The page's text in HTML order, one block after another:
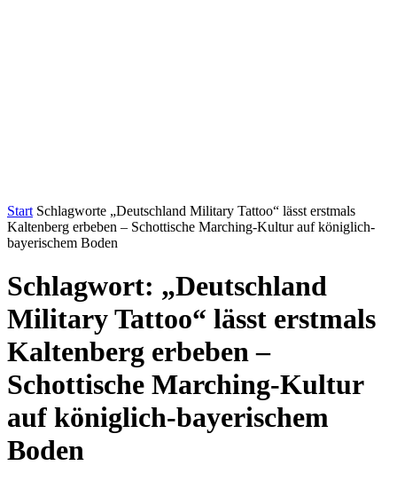
Start Schlagworte „Deutschland Military Tattoo“ lässt erstmals
Kaltenberg erbeben – Schottische Marching-Kultur auf königlich-
bayerischem Boden
Schlagwort: „Deutschland
Military Tattoo“ lässt erstmals
Kaltenberg erbeben –
Schottische Marching-Kultur
auf königlich-bayerischem
Boden